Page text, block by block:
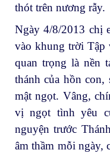
thót trên nương rẫy.
Ngày 4/8/2013 chị
vào khung trời Tập
quan trọng là nền
thánh của hồn con,
mật ngọt. Vâng,
vị ngọt tình yêu
nguyện trước
âm thầm mỗi ngày,